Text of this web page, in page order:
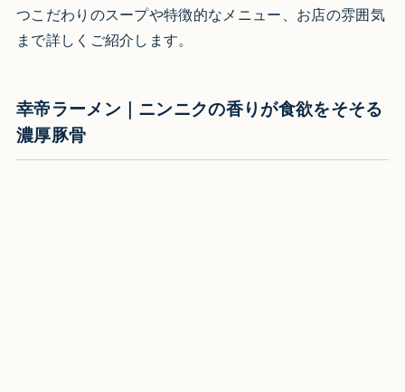
つこだわりのスープや特徴的なメニュー、お店の雰囲気
まで詳しくご紹介します。
幸帝ラーメン｜ニンニクの香りが食欲をそそる
濃厚豚骨